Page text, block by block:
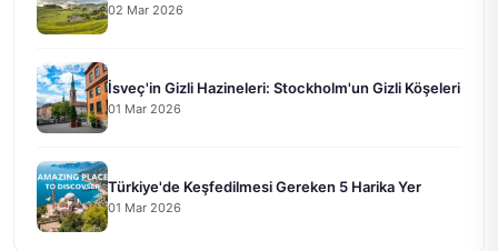
02 Mar 2026
İsveç'in Gizli Hazineleri: Stockholm'un Gizli Köşeleri
01 Mar 2026
Türkiye'de Keşfedilmesi Gereken 5 Harika Yer
01 Mar 2026